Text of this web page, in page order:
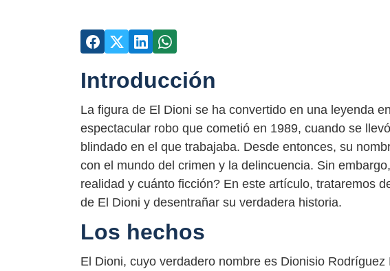
Introducción
La figura de El Dioni se ha convertido en una leyenda
espectacular robo que cometió en 1989, cuando se
blindado en el que trabajaba. Desde entonces, su
con el mundo del crimen y la delincuencia. Sin
realidad y cuánto ficción? En este artículo, trataremos
de El Dioni y desentrañar su verdadera historia.
Los hechos
El Dioni, cuyo verdadero nombre es Dionisio